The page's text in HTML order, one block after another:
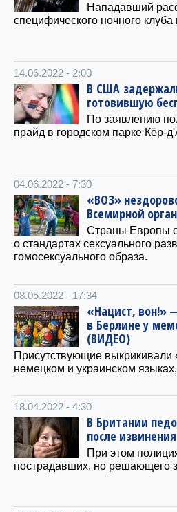
Нападавший
специфического ночного клуба
14.06.2022 - 2:00
В США
готовившую
По заявлению
прайд в городском парке Кёр-
04.06.2022 - 7:30
«ВОЗ»
Всемирной
Страны Европы
о стандартах сексуального
гомосексуального образа.
08.05.2022 - 17:34
«Нацист, вон!»
в Берлине у
(ВИДЕО)
Присутствующие выкрикивали
немецком и украинском
18.04.2022 - 4:30
В Британии
после извинения
При этом
пострадавших, но решающего